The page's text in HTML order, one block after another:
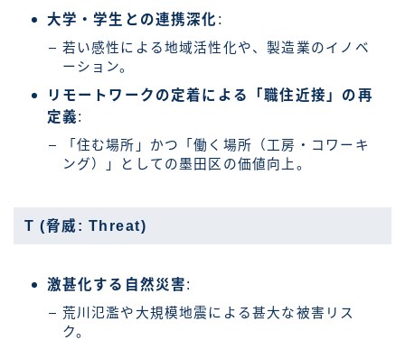
大学・学生との連携深化 :
若い感性による地域活性化や、製造業のイノベ
ーション。
リモートワークの定着による「職住近接」の再
定義:
「住む場所」かつ「働く場所（工房・コワーキ
ング）」としての墨田区の価値向上。
T (脅威: Threat)
激甚化する自然災害:
荒川氾濫や大規模地震による甚大な被害リス
ク。